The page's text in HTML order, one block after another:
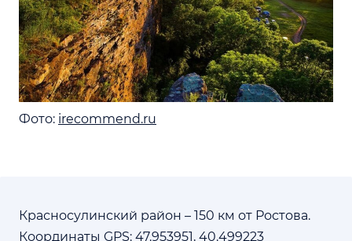
Фото: irecommend.ru
Красносулинский район – 150 км от Ростова.
Координаты GPS: 47.953951, 40.499223